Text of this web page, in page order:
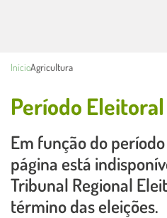
InícioAgricultura
Período Eleitoral
Conteúdo Principal
Em função do
página está
Tribunal Regional
término das eleições.